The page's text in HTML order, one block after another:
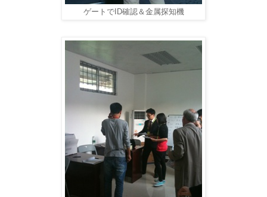
ゲートでID確認＆金属探知機